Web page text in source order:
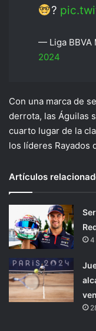
?
— Liga BBVA
2024
Con una marca de
derrota, las Águilas
cuarto lugar de la
los líderes Rayados
Artículos
4